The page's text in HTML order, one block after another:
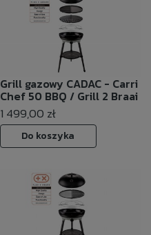
Grill gazowy CADAC - Carri
Chef 50 BBQ / Grill 2 Braai
1 499,00 zł
Do koszyka